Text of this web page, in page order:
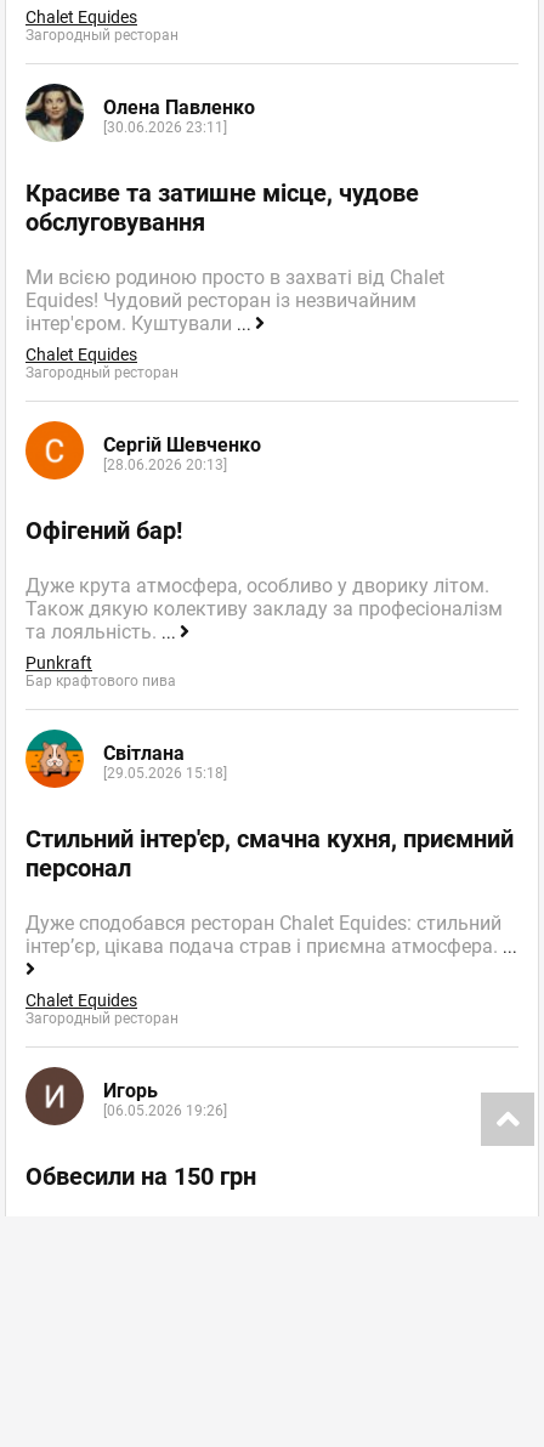
Chalet Equides
Загородный ресторан
Олена Павленко
[30.06.2026 23:11]
Красиве та затишне місце, чудове
обслуговування
Ми всією родиною просто в захваті від Chalet
Equides! Чудовий ресторан із незвичайним
інтер'єром. Куштували ...
Chalet Equides
Загородный ресторан
Сергій Шевченко
[28.06.2026 20:13]
Офігений бар!
Дуже крута атмосфера, особливо у дворику літом.
Також дякую колективу закладу за професіоналізм
та лояльність. ...
Punkraft
Бар крафтового пива
Світлана
[29.05.2026 15:18]
Стильний інтер'єр, смачна кухня, приємний
персонал
Дуже сподобався ресторан Chalet Equides: стильний
інтер’єр, цікава подача страв і приємна атмосфера. ...
Chalet Equides
Загородный ресторан
Игорь
[06.05.2026 19:26]
Обвесили на 150 грн